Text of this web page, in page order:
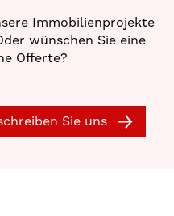
Immobilienprojekte
wünschen Sie eine
Offerte?
Sie uns